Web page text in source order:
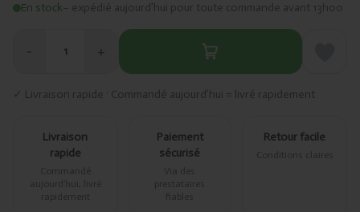
En stock– expédié aujourd’hui pour toute commande avant 13h00
− 1 +
✓ Livraison rapide · Commandé aujourd’hui = livré rapidement
Livraison
rapide
Commandé
aujourd’hui, livré
rapidement
Paiement
sécurisé
Via des
prestataires
fiables
Retour facile
Conditions claires